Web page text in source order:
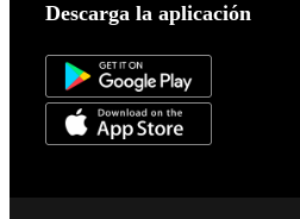
Descarga la aplicación